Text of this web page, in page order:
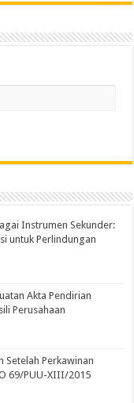
Instrumen Sekunder:
untuk Perlindungan
Akta Pendirian
Perusahaan
Setelah Perkawinan
69/PUU-XIII/2015